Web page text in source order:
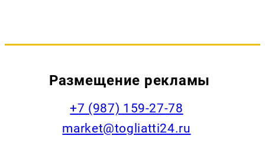
Размещение рекламы
+7 (987) 159-27-78
market@togliatti24.ru